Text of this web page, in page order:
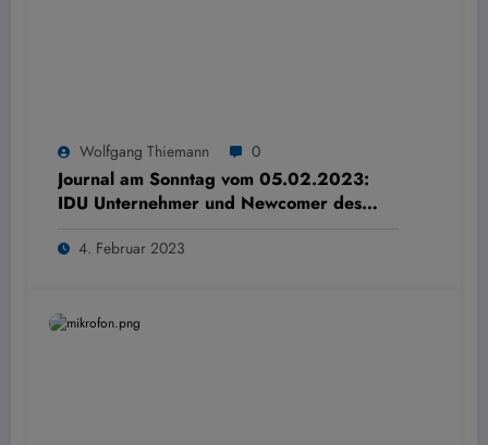
Wolfgang Thiemann 0
Journal am Sonntag vom 05.02.2023:
IDU Unternehmer und Newcomer des
4. Februar 2023